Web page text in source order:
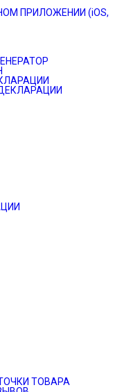
ПРИЛОЖЕНИИ (iOS,
ТОВАРА